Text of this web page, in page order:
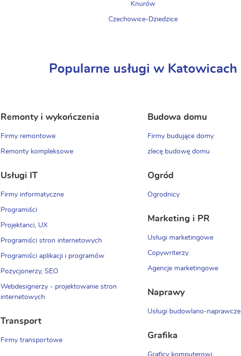
Knurów
Czechowice-Dziedzice
Popularne usługi w Katowicach
Remonty i wykończenia
Firmy remontowe
Remonty kompleksowe
Usługi IT
Firmy informatyczne
Programiści
Projektanci, UX
Programiści stron internetowych
Programiści aplikacji i programów
Pozycjonerzy, SEO
Webdesignerzy - projektowanie stron
internetowych
Transport
Firmy transportowe
Budowa domu
Firmy budujące domy
zlecę budowę domu
Ogród
Ogrodnicy
Marketing i PR
Usługi marketingowe
Copywriterzy
Agencje marketingowe
Naprawy
Usługi budowlano-naprawcze
Grafika
Graficy komputerowi